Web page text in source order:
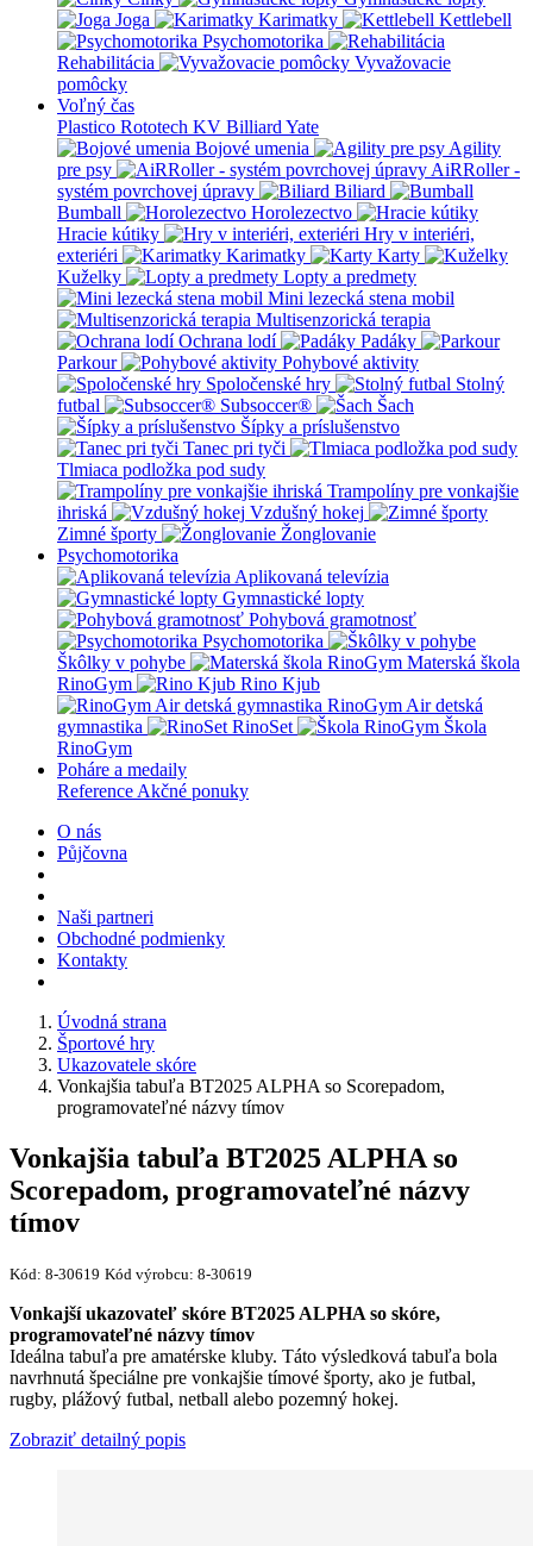
Joga
Karimatky
Kettlebell
Psychomotorika
Rehabilitácia
Vyvažovacie
pomôcky
Voľný čas
Plastico Rototech KV Billiard Yate
Bojové umenia
Agility
pre psy
AiRRoller -
systém povrchovej úpravy
Biliard
Bumball
Horolezectvo
Hracie kútiky
Hry v interiéri,
exteriéri
Karimatky
Karty
Kuželky
Lopty a predmety
Mini lezecká stena mobil
Multisenzorická terapia
Ochrana lodí
Padáky
Parkour
Pohybové aktivity
Spoločenské hry
Stolný
futbal
Subsoccer®
Šach
Šípky a príslušenstvo
Tanec pri tyči
Tlmiaca podložka pod sudy
Trampolíny pre vonkajšie
ihriská
Vzdušný hokej
Zimné športy
Žonglovanie
Psychomotorika
Aplikovaná televízia
Gymnastické lopty
Pohybová gramotnosť
Psychomotorika
Škôlky v pohybe
Materská škola
RinoGym
Rino Kjub
RinoGym Air detská
gymnastika
RinoSet
Škola
RinoGym
Poháre a medaily
Reference Akčné ponuky
O nás
Půjčovna
Naši partneri
Obchodné podmienky
Kontakty
Úvodná strana
Športové hry
Ukazovatele skóre
Vonkajšia tabuľa BT2025 ALPHA so Scorepadom,
programovateľné názvy tímov
Vonkajšia tabuľa BT2025 ALPHA so
Scorepadom, programovateľné názvy
tímov
Kód: 8-30619 Kód výrobcu: 8-30619
Vonkajší ukazovateľ skóre BT2025 ALPHA so skóre,
programovateľné názvy tímov
Ideálna tabuľa pre amatérske kluby. Táto výsledková tabuľa bola
navrhnutá špeciálne pre vonkajšie tímové športy, ako je futbal,
rugby, plážový futbal, netball alebo pozemný hokej.
Zobraziť detailný popis